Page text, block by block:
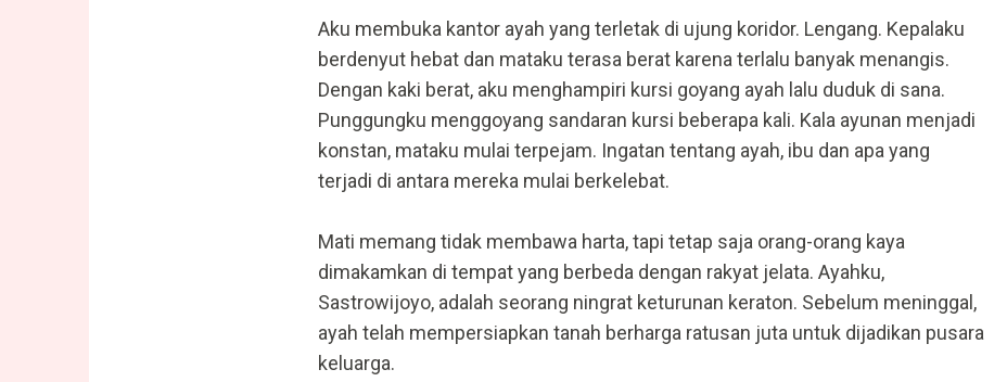
Aku membuka kantor ayah yang terletak di ujung koridor. Lengang. Kepalaku
berdenyut hebat dan mataku terasa berat karena terlalu banyak menangis.
Dengan kaki berat, aku menghampiri kursi goyang ayah lalu duduk di sana.
Punggungku menggoyang sandaran kursi beberapa kali. Kala ayunan menjadi
konstan, mataku mulai terpejam. Ingatan tentang ayah, ibu dan apa yang
terjadi di antara mereka mulai berkelebat.
Mati memang tidak membawa harta, tapi tetap saja orang-orang kaya
dimakamkan di tempat yang berbeda dengan rakyat jelata. Ayahku,
Sastrowijoyo, adalah seorang ningrat keturunan keraton. Sebelum meninggal,
ayah telah mempersiapkan tanah berharga ratusan juta untuk dijadikan pusara
keluarga.